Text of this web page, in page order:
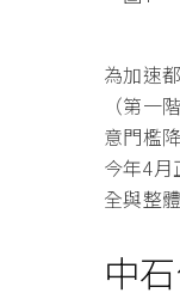
為加速
（第
意門檻
今年4
全與整
中